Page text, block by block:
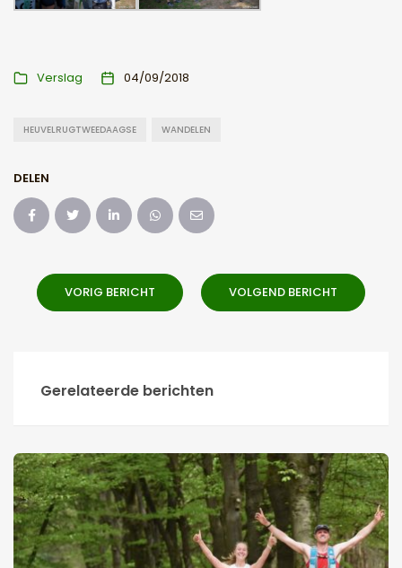
Verslag 04/09/2018
HEUVELRUGTWEEDAAGSE WANDELEN
DELEN
VORIG BERICHT VOLGEND BERICHT
Gerelateerde berichten